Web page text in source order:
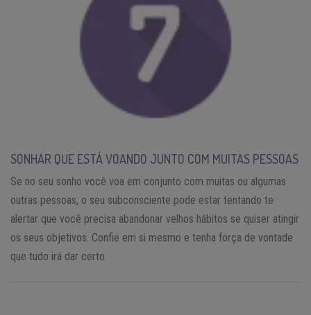
SONHAR QUE ESTÁ VOANDO JUNTO COM MUITAS PESSOAS
Se no seu sonho você voa em conjunto com muitas ou algumas
outras pessoas, o seu subconsciente pode estar tentando te
alertar que você precisa abandonar velhos hábitos se quiser atingir
os seus objetivos. Confie em si mesmo e tenha força de vontade
que tudo irá dar certo.